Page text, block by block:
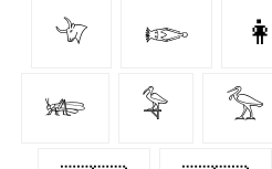
𓄀 𓆢
𓆧 𓅝 𓅡